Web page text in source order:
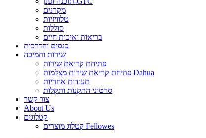
מקרנים
טלוויזיות
סוללות
בריאות ואיכות חיים
כנסים והדרכות
שירות ותמיכה
פתיחת קריאת שירות
פתיחת קריאת שירות מצלמות Dahua
תעודות אחריות
סרטוני התקנות ותקלות
צור קשר
About Us
קטלוגים
קטלוג מוצרים Fellowes